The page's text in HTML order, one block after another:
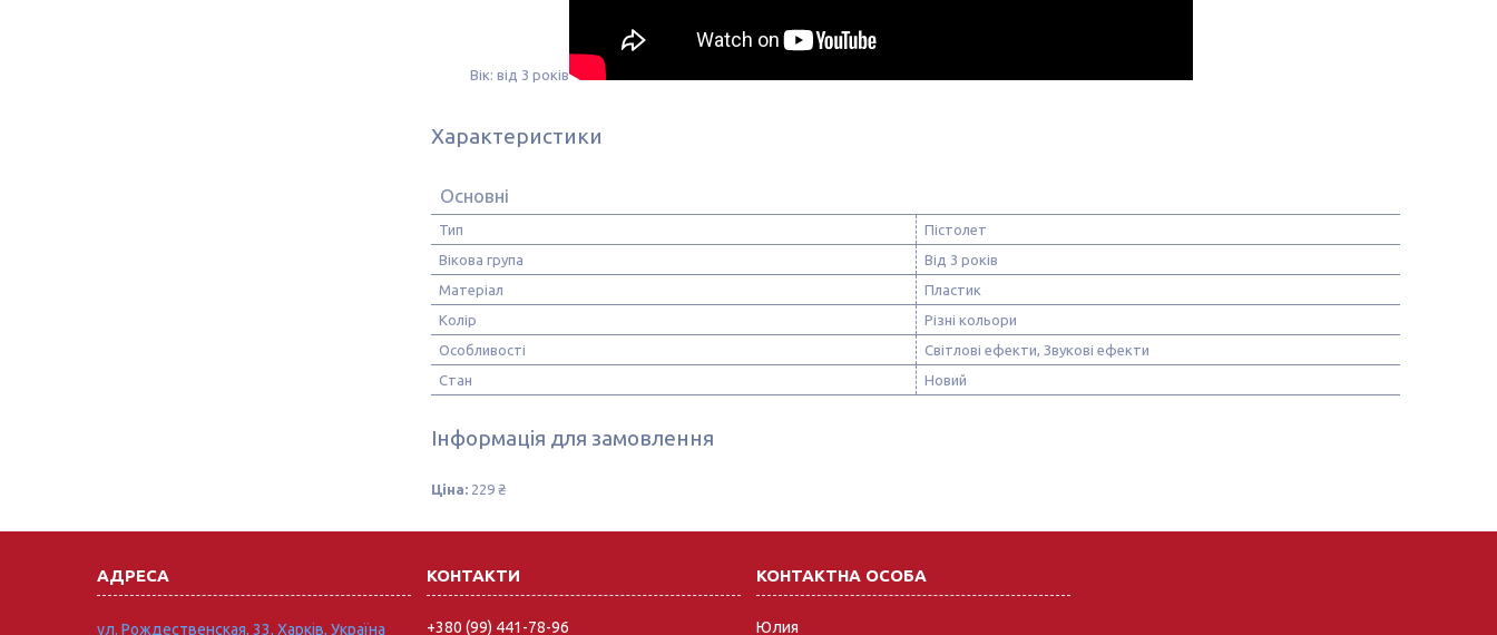
Вік: від 3 років
Характеристики
Основні
Тип
Пістолет
Вікова група
Від 3 років
Матеріал
Пластик
Колір
Різні кольори
Особливості
Світлові ефекти, Звукові ефекти
Стан
Новий
Інформація для замовлення
Ціна: 229 ₴
ул. Рождественская, 33, Харків, Україна +380 (99) 441-78-96 Юлия